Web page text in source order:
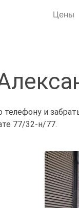
Цены
и
77/32-н/77.